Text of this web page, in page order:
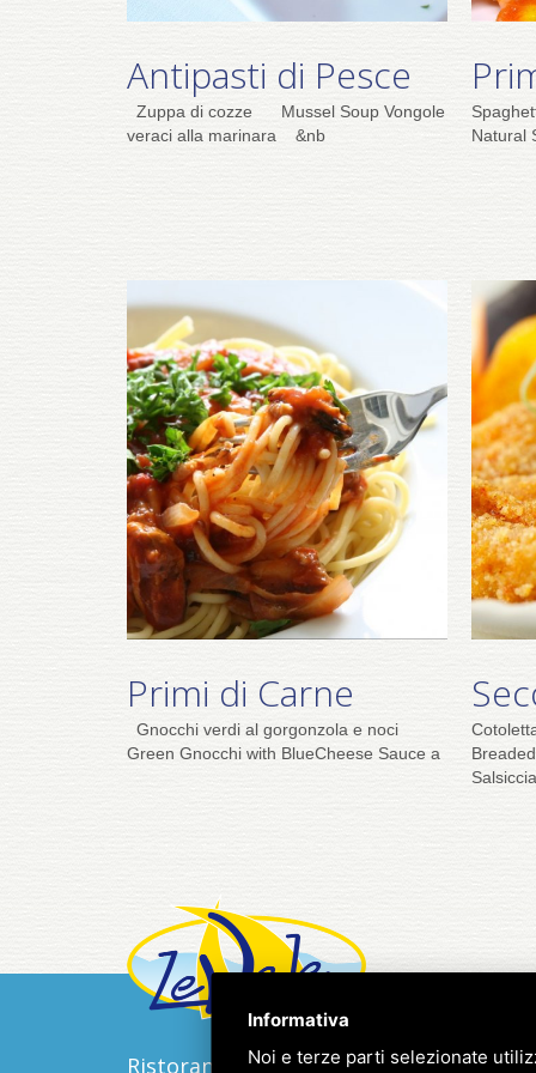
Antipasti di Pesce
Zuppa di cozze Mussel Soup Vongole
veraci alla marinara &nb
Natural
Primi di Carne
Gnocchi verdi al gorgonzola e noci
Green Gnocchi with BlueCheese Sauce a
Ristorante Pizzeria Le Vele s.r.l.
Informativa
Noi e terze parti selezionate